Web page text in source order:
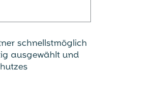
schnellstmöglich
ausgewählt und